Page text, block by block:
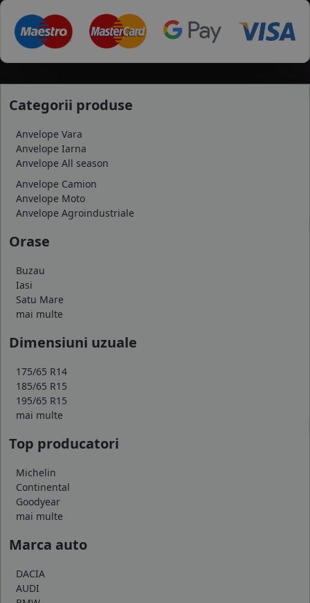
Categorii produse
Anvelope Vara
Anvelope Iarna
Anvelope All season
Anvelope Camion
Anvelope Moto
Anvelope Agroindustriale
Orase
Buzau
Iasi
Satu Mare
mai multe
Dimensiuni uzuale
175/65 R14
185/65 R15
195/65 R15
mai multe
Top producatori
Michelin
Continental
Goodyear
mai multe
Marca auto
DACIA
AUDI